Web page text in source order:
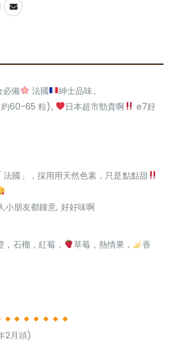
必備 法國
紳士品味。
約60-65 粒),
日本超市勁貴啊
e7好
國」，採用用天然色素，只是點點甜
小朋友都鍾意, 好好味啊
，石榴，紅莓， 草莓，熱情果，
香
2月頭)